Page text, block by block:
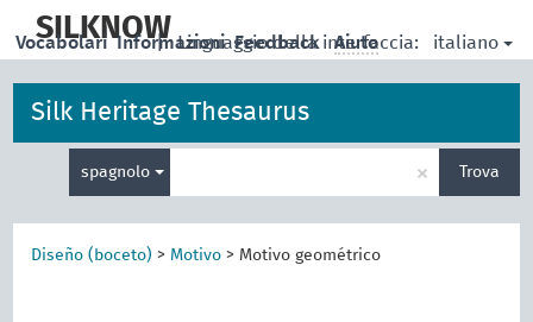
main
SILKNOW
| Linguaggio della interfaccia: italiano
Vocabolari Informazioni Feedback Aiuto
Silk Heritage Thesaurus
spagnolo
per
la
× Trova
Diseño (boceto) > Motivo > Motivo geométrico